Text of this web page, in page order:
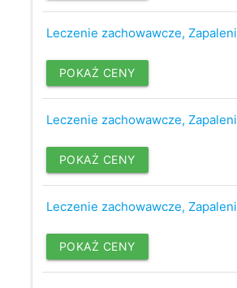
Leczenie zachowawcze,
POKAŻ CENY
Leczenie zachowawcze,
POKAŻ CENY
Leczenie zachowawcze,
POKAŻ CENY